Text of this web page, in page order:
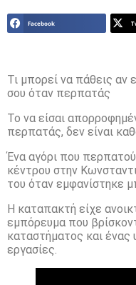
Facebook
Τι μπορεί να πάθεις αν
σου όταν περπατάς
Το να είσαι
περπατάς, δεν είναι
Ένα αγόρι που
κέντρου στην
του όταν εμφανίστηκε
Η καταπακτή είχε
εμπόρευμα που
καταστήματος και ένας
εργασίες.